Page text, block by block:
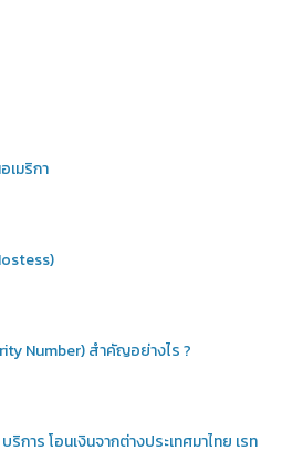
เมริกา
Number) สำคัญอย่างไร ?
การ โอนเงินจากต่างประเทศมาไทย เรท